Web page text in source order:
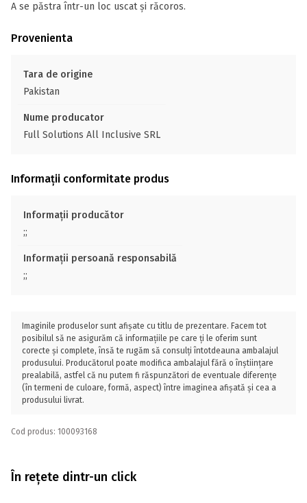
A se păstra într-un loc uscat și răcoros.
Provenienta
Tara de origine
Pakistan
Nume producator
Full Solutions All Inclusive SRL
Informații conformitate produs
Informații producător
;;
Informații persoană responsabilă
;;
Imaginile produselor sunt afișate cu titlu de prezentare. Facem tot
posibilul să ne asigurăm că informațiile pe care ți le oferim sunt
corecte și complete, însă te rugăm să consulți întotdeauna ambalajul
produsului. Producătorul poate modifica ambalajul fără o înștiințare
prealabilă, astfel că nu putem fi răspunzători de eventuale diferențe
(în termeni de culoare, formă, aspect) între imaginea afișată și cea a
produsului livrat.
Cod produs: 100093168
În rețete dintr-un click